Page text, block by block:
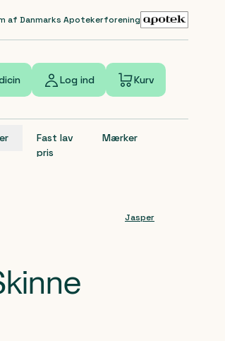
af Danmarks Apotekerforening
Log ind Kurv
Fast lav
pris
Mærker
Jasper